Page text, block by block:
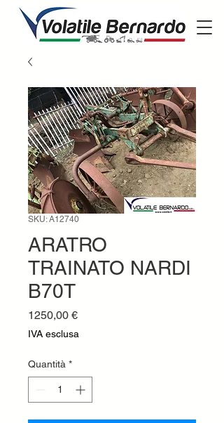
SKU: A12740
ARATRO
TRAINATO NARDI
B70T
1250,00 €Prezzo
IVA esclusa
Quantità *